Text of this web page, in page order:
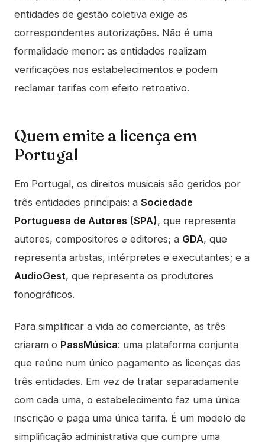
entidades de gestão coletiva exige as
correspondentes autorizações. Não é uma
formalidade menor: as entidades realizam
verificações nos estabelecimentos e podem
reclamar tarifas com efeito retroativo.
Quem emite a licença em
Portugal
Em Portugal, os direitos musicais são geridos por
três entidades principais: a Sociedade
Portuguesa de Autores (SPA), que representa
autores, compositores e editores; a GDA, que
representa artistas, intérpretes e executantes; e a
AudioGest, que representa os produtores
fonográficos.
Para simplificar a vida ao comerciante, as três
criaram o PassMúsica: uma plataforma conjunta
que reúne num único pagamento as licenças das
três entidades. Em vez de tratar separadamente
com cada uma, o estabelecimento faz uma única
inscrição e paga uma única tarifa. É um modelo de
simplificação administrativa que cumpre uma